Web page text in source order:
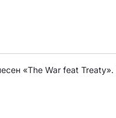
«The War feat